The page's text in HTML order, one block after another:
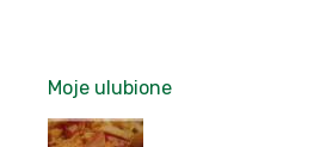
Moje ulubione